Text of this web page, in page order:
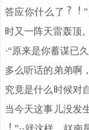
答应你什么了
时又一阵天雷轰顶。
·“原来是你蓄谋已久
多么听话的弟弟啊
究竟是什么时候对
当今天这事儿没发